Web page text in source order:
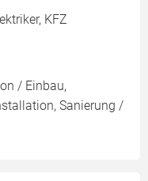
KFZ
/ Einbau,
Sanierung /